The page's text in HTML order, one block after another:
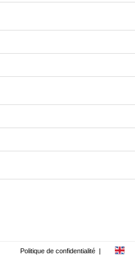
Politique de confidentialité |